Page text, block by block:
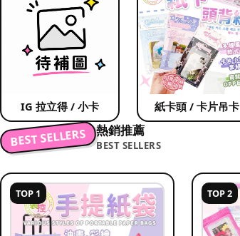
IG 拉立得 / 小卡 紙卡頭 / 卡片吊卡
BEST SELLERS 熱銷推薦
BEST SELLERS
TOP 1 TOP 2